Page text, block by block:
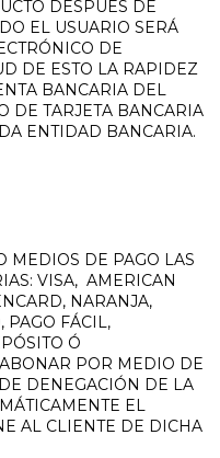
DESPUÉS DE
EL USUARIO SERÁ
DE
DE ESTO LA RAPIDEZ
BANCARIA DEL
DE TARJETA BANCARIA
ENTIDAD BANCARIA.
MEDIOS DE PAGO LAS
VISA, AMERICAN
NARANJA,
PAGO FÁCIL,
Ó
POR MEDIO DE
DENEGACIÓN DE LA
EL
AL CLIENTE DE DICHA